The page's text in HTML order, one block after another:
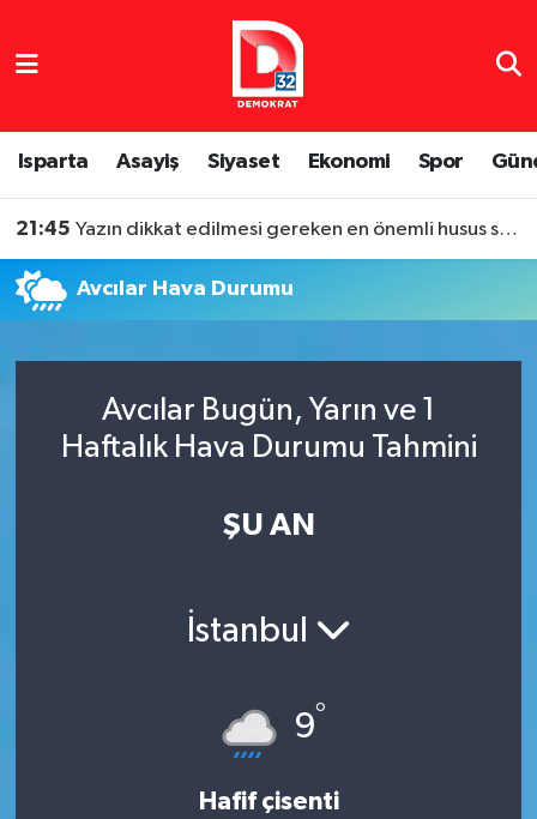
Isparta Asayiş Siyaset Ekonomi Spor
21:45 Yazın dikkat edilmesi gereken en önemli husus su tüketimi
Avcılar Hava Durumu
Avcılar Bugün, Yarın ve 1
Haftalık Hava Durumu Tahmini
ŞU AN
İstanbul
9°
Hafif çisenti
Isparta Nöbetçi Eczaneler
Isparta Hava Durumu
Tüm Manşetler
Son Dakika Haberleri